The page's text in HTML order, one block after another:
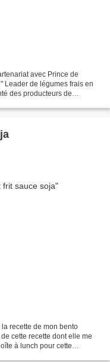
avec Prince de
Leader de légumes frais en
des producteurs de
recette de mon bento
cette recette dont elle me
à lunch pour cette